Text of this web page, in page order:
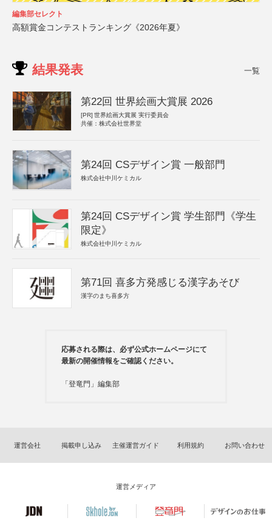
編集部セレクト
高額賞金コンテストランキング《2026年夏》
結果発表 一覧
第22回 世界絵画大賞展 2026
[PR] 世界絵画大賞展 実行委員会
共催：株式会社世界堂
第24回 CSデザイン賞 一般部門
株式会社中川ケミカル
第24回 CSデザイン賞 学生部門《学生
限定》
株式会社中川ケミカル
第71回 喜多方発感じる漢字あそび
漢字のまち喜多方
応募される際は、必ず公式ホームページにて
最新の開催情報をご確認ください。
「登竜門」編集部
運営会社 掲載申し込み 主催運営ガイド 利用規約 お問い合わせ
運営メディア